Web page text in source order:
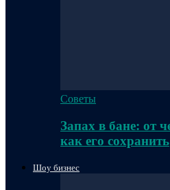
Советы
Запах в бане: от
как его сохранить
Шоу бизнес